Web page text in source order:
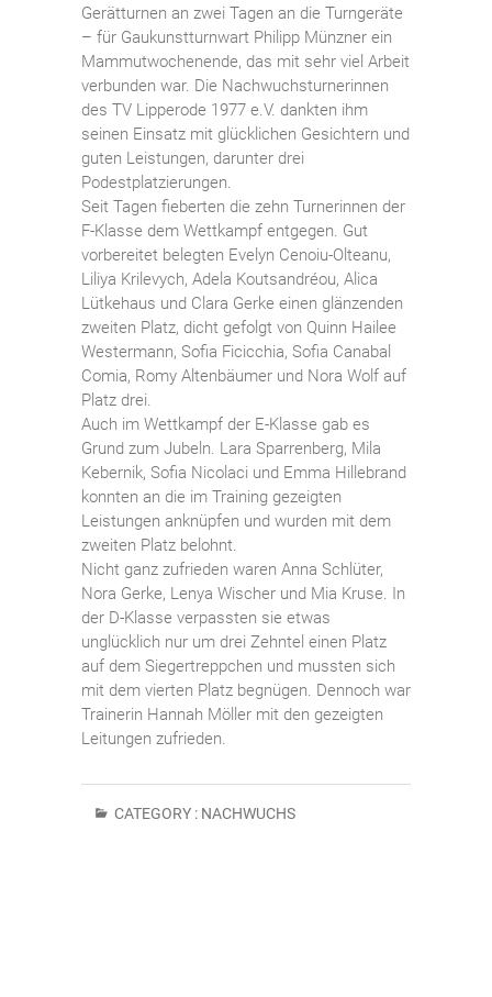
Gerätturnen an zwei Tagen an die Turngeräte
– für Gaukunstturnwart Philipp Münzner ein
Mammutwochenende, das mit sehr viel Arbeit
verbunden war. Die Nachwuchsturnerinnen
des TV Lipperode 1977 e.V. dankten ihm
seinen Einsatz mit glücklichen Gesichtern und
guten Leistungen, darunter drei
Podestplatzierungen.
Seit Tagen fieberten die zehn Turnerinnen der
F-Klasse dem Wettkampf entgegen. Gut
vorbereitet belegten Evelyn Cenoiu-Olteanu,
Liliya Krilevych, Adela Koutsandréou, Alica
Lütkehaus und Clara Gerke einen glänzenden
zweiten Platz, dicht gefolgt von Quinn Hailee
Westermann, Sofia Ficicchia, Sofia Canabal
Comia, Romy Altenbäumer und Nora Wolf auf
Platz drei.
Auch im Wettkampf der E-Klasse gab es
Grund zum Jubeln. Lara Sparrenberg, Mila
Kebernik, Sofia Nicolaci und Emma Hillebrand
konnten an die im Training gezeigten
Leistungen anknüpfen und wurden mit dem
zweiten Platz belohnt.
Nicht ganz zufrieden waren Anna Schlüter,
Nora Gerke, Lenya Wischer und Mia Kruse. In
der D-Klasse verpassten sie etwas
unglücklich nur um drei Zehntel einen Platz
auf dem Siegertreppchen und mussten sich
mit dem vierten Platz begnügen. Dennoch war
Trainerin Hannah Möller mit den gezeigten
Leitungen zufrieden.
CATEGORY : NACHWUCHS